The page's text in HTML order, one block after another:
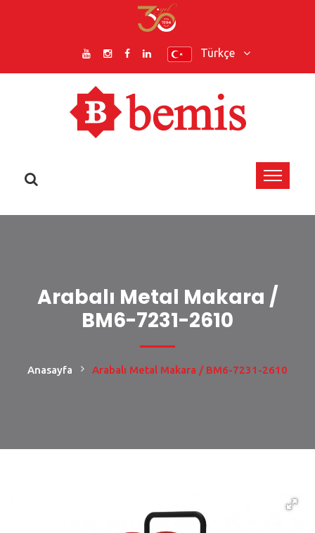
Türkçe
Arabalı Metal Makara /
BM6-7231-2610
Anasayfa Arabalı Metal Makara / BM6-7231-2610